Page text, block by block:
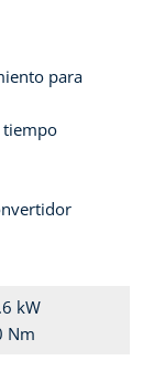
para
tiempo
kW
Nm